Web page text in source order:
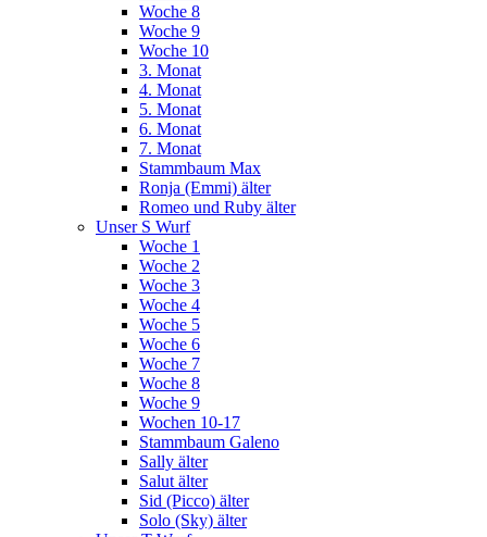
Woche 8
Woche 9
Woche 10
3. Monat
4. Monat
5. Monat
6. Monat
7. Monat
Stammbaum Max
Ronja (Emmi) älter
Romeo und Ruby älter
Unser S Wurf
Woche 1
Woche 2
Woche 3
Woche 4
Woche 5
Woche 6
Woche 7
Woche 8
Woche 9
Wochen 10-17
Stammbaum Galeno
Sally älter
Salut älter
Sid (Picco) älter
Solo (Sky) älter